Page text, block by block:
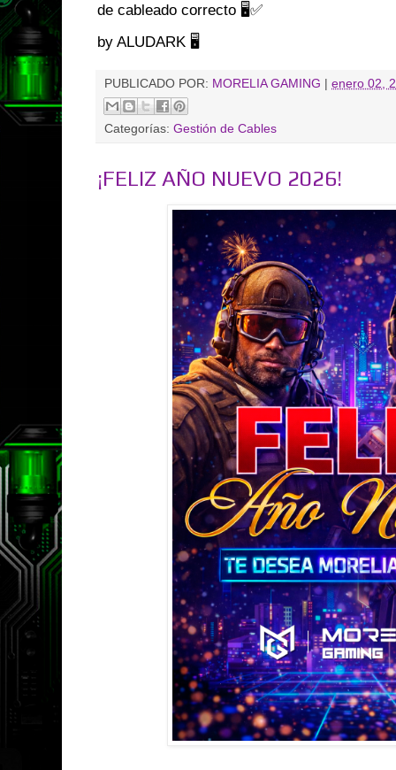
de cableado correcto 🖥️✅
by ALUDARK 🖥️
PUBLICADO POR: MORELIA GAMING enero 02,
Categorías: Gestión de Cables
¡FELIZ AÑO NUEVO 2026!